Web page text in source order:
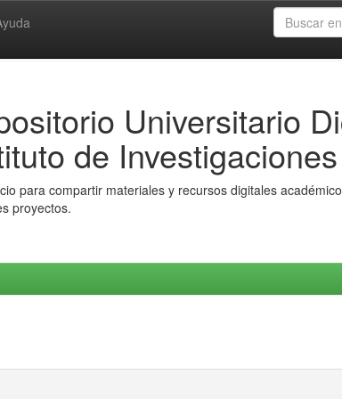
Universitario
de
para compartir materiales y recursos digitales
proyectos.